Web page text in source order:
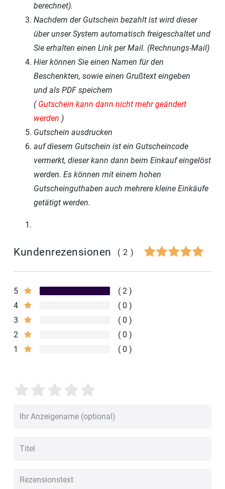
berechnet).
Nachdem der Gutschein bezahlt ist wird dieser
über unser System automatisch freigeschaltet und
Sie erhalten einen Link per Mail. (Rechnungs-Mail)
Hier können Sie einen Namen für den
Beschenkten, sowie einen Grußtext eingeben
und als PDF speichern
( Gutschein kann dann nicht mehr geändert
werden )
Gutschein ausdrucken
auf diesem Gutschein ist ein Gutscheincode
vermerkt, dieser kann dann beim Einkauf eingelöst
werden. Es können mit einem hohen
Gutscheinguthaben auch mehrere kleine Einkäufe
getätigt werden.
Kundenrezensionen (2)
5
2
4
0
3
0
2
0
1
0